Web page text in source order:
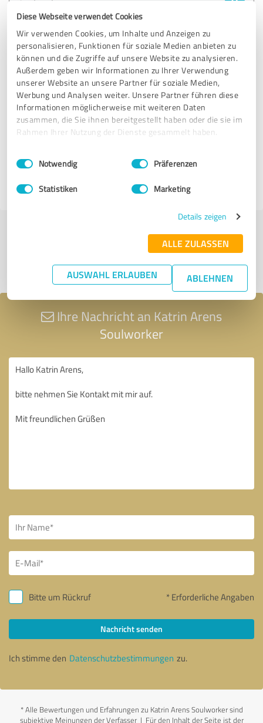
Diese Webseite verwendet Cookies
Wir verwenden Cookies, um Inhalte und Anzeigen zu
personalisieren, Funktionen für soziale Medien anbieten zu
können und die Zugriffe auf unsere Website zu analysieren.
Außerdem geben wir Informationen zu Ihrer Verwendung
unserer Website an unsere Partner für soziale Medien,
Werbung und Analysen weiter. Unsere Partner führen diese
Informationen möglicherweise mit weiteren Daten
zusammen, die Sie ihnen bereitgestellt haben oder die sie im
Rahmen Ihrer Nutzung der Dienste gesammelt haben.
Impressum Datenschutzbestimmungen
Einwilligungsauswahl
Notwendig Präferenzen
Statistiken Marketing
Details zeigen
ALLE ZULASSEN
AUSWAHL ERLAUBEN ABLEHNEN
Soulworker
18.10.2024 Anonym
5,00 von 5
SEHR GUT Empfehlung
Soulworker
22.08.2024 Anonym
Jetzt bewerten
Profil teilen
Ihre Nachricht an Katrin Arens
Soulworker
Bitte um Rückruf * Erforderliche Angaben
Nachricht senden
Ich stimme den Datenschutzbestimmungen zu.
*Alle Bewertungen und Erfahrungen zu Katrin Arens Soulworker sind
subjektive Meinungen der Verfasser | Für den Inhalt der Seite ist der